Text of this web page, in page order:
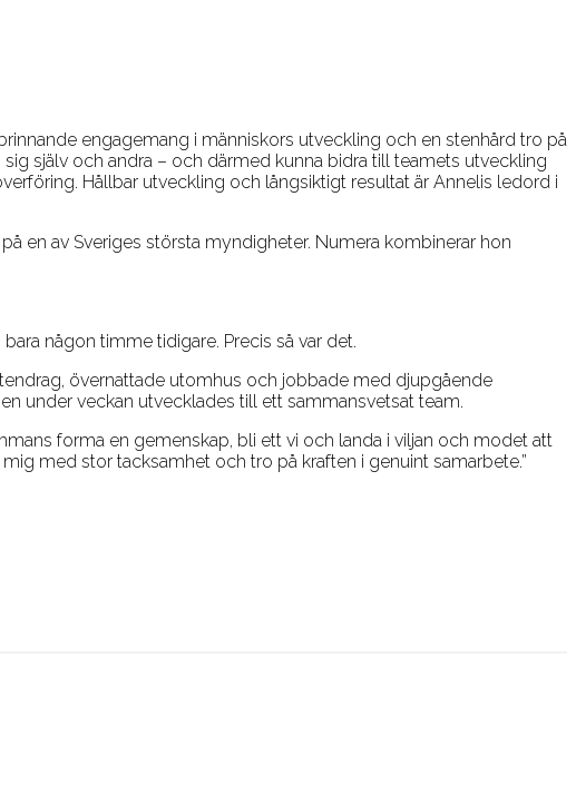
engagemang i människors utveckling och en stenhård tro på
själv och andra – och därmed kunna bidra till teamets utveckling
Hållbar utveckling och långsiktigt resultat är Annelis ledord i
en av Sveriges största myndigheter. Numera kombinerar hon
någon timme tidigare. Precis så var det.
övernattade utomhus och jobbade med djupgående
under veckan utvecklades till ett sammansvetsat team.
forma en gemenskap, bli ett vi och landa i viljan och modet att
med stor tacksamhet och tro på kraften i genuint samarbete.”